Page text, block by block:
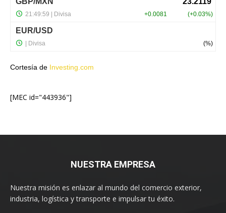
Cortesía de Investing.com
[MEC id="443936"]
NUESTRA EMPRESA
Nuestra misión es enlazar al mundo del comercio exterior,
industria, logística y transporte e impulsar tu éxito.